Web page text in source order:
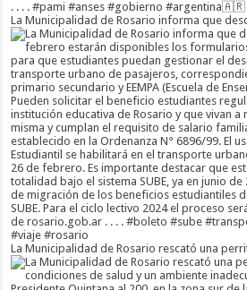
La Municipalidad de Rosario informa que
La Municipalidad de Rosario rescató una